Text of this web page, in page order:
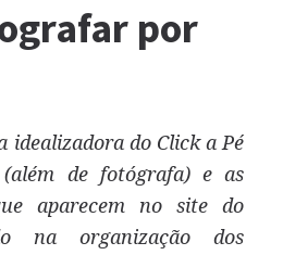
por
idealizadora do Click a Pé
de fotógrafa) e as
aparecem no site do
na organização dos